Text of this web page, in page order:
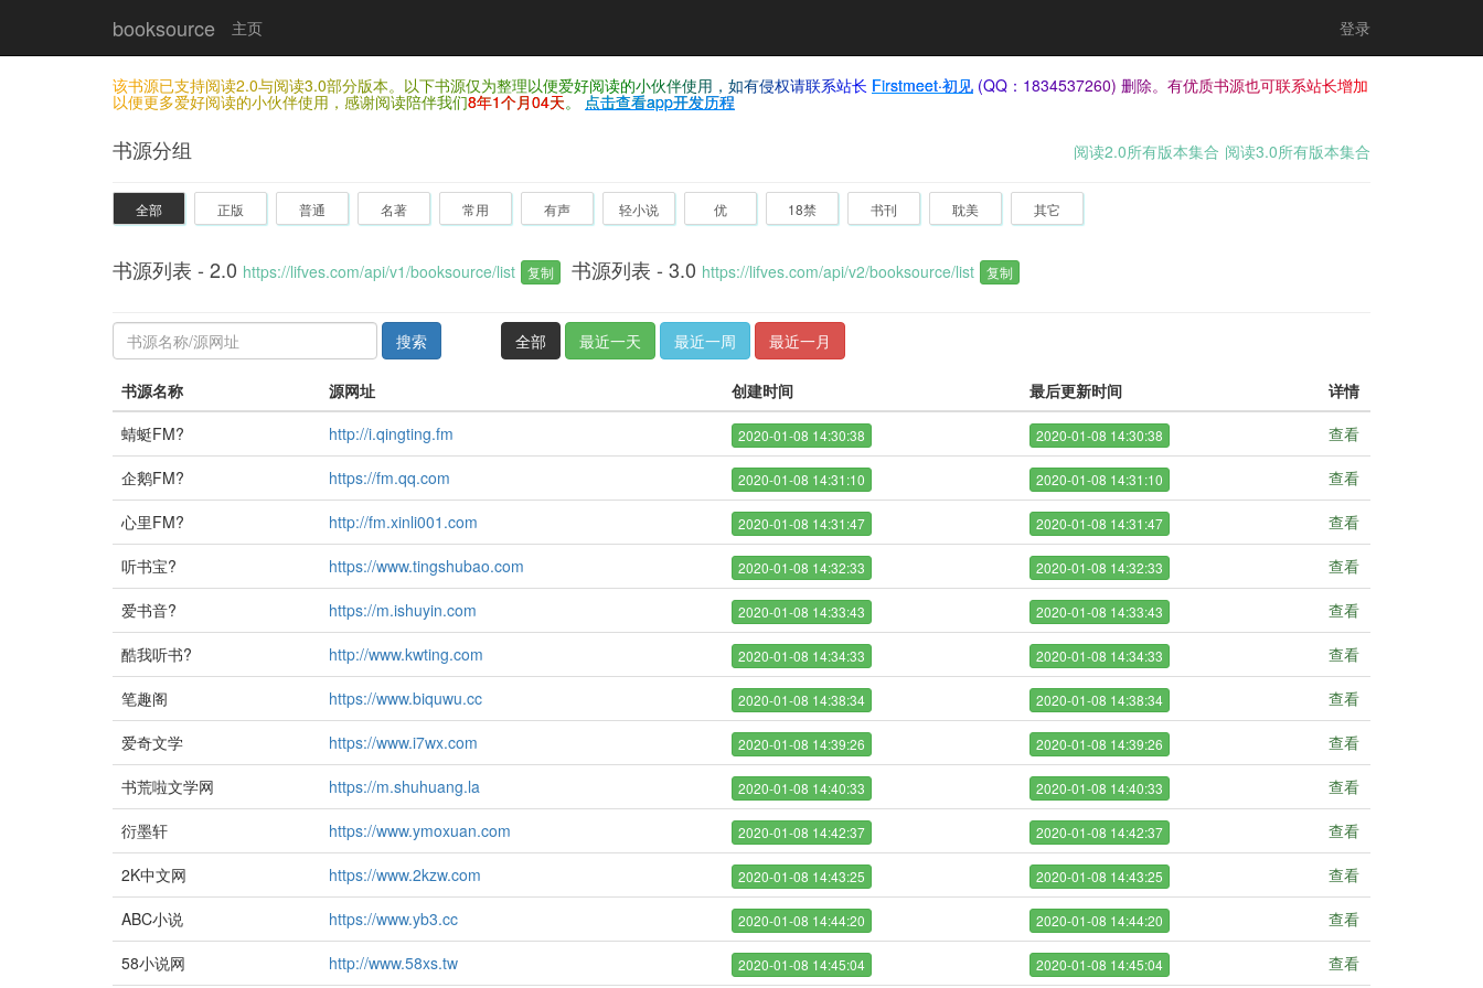
booksource 主页 登录
该书源已支持阅读2.0与阅读3.0部分版本。以下书源仅为整理以便爱好阅读的小伙伴使用，如有侵权请联系站长 Firstmeet·初见 (QQ：1834537260) 删除。有优质书源也可联系站长增加
以便更多爱好阅读的小伙伴使用，感谢阅读陪伴我们8年1个月04天。 点击查看app开发历程
书源分组 阅读2.0所有版本集合 阅读3.0所有版本集合
全部 正版 普通 名著 常用 有声 轻小说 优 18禁 书刊 耽美 其它
书源列表 - 2.0 https://lifves.com/api/v1/booksource/list 复制 书源列表 - 3.0 https://lifves.com/api/v2/booksource/list 复制
搜索 全部 最近一天 最近一周 最近一月
书源名称 源网址 创建时间 最后更新时间
详情
蜻蜓FM?
http://i.qingting.fm 2020-01-08 14:30:38 2020-01-08 14:30:38
查看
企鹅FM?
https://fm.qq.com 2020-01-08 14:31:10 2020-01-08 14:31:10
查看
心里FM?
http://fm.xinli001.com 2020-01-08 14:31:47 2020-01-08 14:31:47
查看
听书宝?
https://www.tingshubao.com 2020-01-08 14:32:33 2020-01-08 14:32:33
查看
爱书音?
https://m.ishuyin.com 2020-01-08 14:33:43 2020-01-08 14:33:43
查看
酷我听书?
http://www.kwting.com 2020-01-08 14:34:33 2020-01-08 14:34:33
查看
笔趣阁
https://www.biquwu.cc 2020-01-08 14:38:34 2020-01-08 14:38:34
查看
爱奇文学
https://www.i7wx.com 2020-01-08 14:39:26 2020-01-08 14:39:26
查看
书荒啦文学网
https://m.shuhuang.la 2020-01-08 14:40:33 2020-01-08 14:40:33
查看
衍墨轩
https://www.ymoxuan.com 2020-01-08 14:42:37 2020-01-08 14:42:37
查看
2K中文网
https://www.2kzw.com 2020-01-08 14:43:25 2020-01-08 14:43:25
查看
ABC小说
https://www.yb3.cc 2020-01-08 14:44:20 2020-01-08 14:44:20
查看
58小说网
http://www.58xs.tw 2020-01-08 14:45:04 2020-01-08 14:45:04 查看